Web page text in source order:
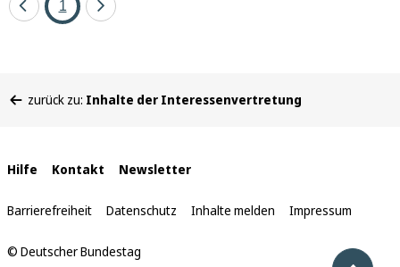
m
h
s
B
u
EineSeite
1
Eine
befinden
zurück zu: Inhalte der Interessenvertretung
Interne
Links
Hilfe Kontakt Newsletter
Barrierefreiheit Datenschutz Inhalte melden Impressum
© Deutscher Bundestag